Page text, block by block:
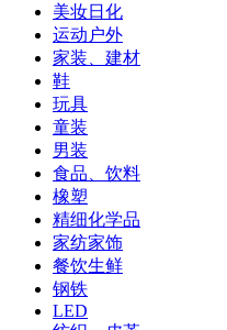
美妆日化
运动户外
家装、建材
鞋
玩具
童装
男装
食品、饮料
橡塑
精细化学品
家纺家饰
餐饮生鲜
钢铁
LED